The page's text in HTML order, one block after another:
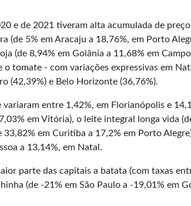
e de 2021 tiveram alta acumulada de
(de 5% em Aracaju a 18,76%, em Porto
(de 8,94% em Goiânia a 11,68% em
tomate - com variações expressivas em
(42,39%) e Belo Horizonte (36,76%).
entre 1,42%, em Florianópolis e
em Vitória), o leite integral longa vida
em Curitiba a 17,2% em Porto
a 13,14%, em Natal.
parte das capitais a batata (com taxas
(de -21% em São Paulo a -19,01% em